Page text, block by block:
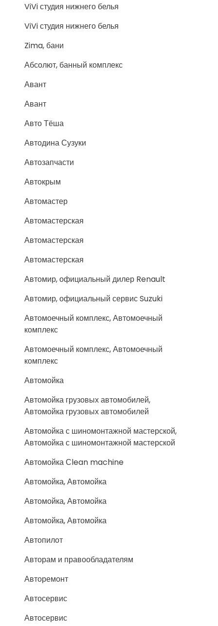
ViVi студия нижнего белья
ViVi студия нижнего белья
Zima, бани
Абсолют, банный комплекс
Авант
Авант
Авто Тёша
Автодина Сузуки
Автозапчасти
Автокрым
Автомастер
Автомастерская
Автомастерская
Автомастерская
Автомир, официальный дилер Renault
Автомир, официальный сервис Suzuki
Автомоечный комплекс, Автомоечный
комплекс
Автомоечный комплекс, Автомоечный
комплекс
Автомойка
Автомойка грузовых автомобилей,
Автомойка грузовых автомобилей
Автомойка с шиномонтажной мастерской,
Автомойка с шиномонтажной мастерской
Автомойка Сlean machine
Автомойка, Автомойка
Автомойка, Автомойка
Автомойка, Автомойка
Автопилот
Авторам и правообладателям
Авторемонт
Автосервис
Автосервис